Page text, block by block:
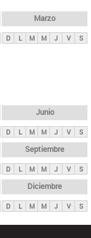
Marzo
D L M M J V S
Junio
D L M M J V S
Septiembre
D L M M J V S
Diciembre
D L M M J V S